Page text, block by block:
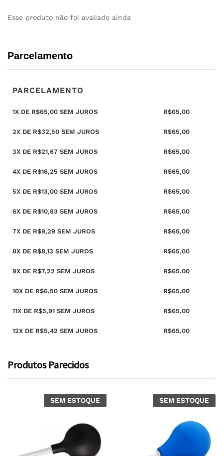
Esse produto não foi avaliado ainda
Parcelamento
PARCELAMENTO
1X DE R$65,00 SEM JUROS R$65,00
2X DE R$32,50 SEM JUROS R$65,00
3X DE R$21,67 SEM JUROS R$65,00
4X DE R$16,25 SEM JUROS R$65,00
5X DE R$13,00 SEM JUROS R$65,00
6X DE R$10,83 SEM JUROS R$65,00
7X DE R$9,29 SEM JUROS R$65,00
8X DE R$8,13 SEM JUROS R$65,00
9X DE R$7,22 SEM JUROS R$65,00
10X DE R$6,50 SEM JUROS R$65,00
11X DE R$5,91 SEM JUROS R$65,00
12X DE R$5,42 SEM JUROS R$65,00
Produtos Parecidos
SEM ESTOQUE SEM ESTOQUE